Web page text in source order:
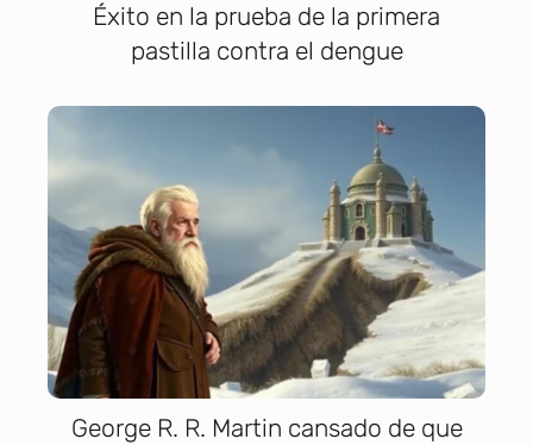
Éxito en la prueba de la primera
pastilla contra el dengue
George R. R. Martin cansado de que